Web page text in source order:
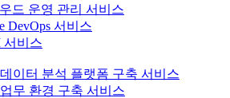
드 운영 관리 서비스
DevOps 서비스
비스
데이터 분석 플랫폼 구축 서비스
무 환경 구축 서비스